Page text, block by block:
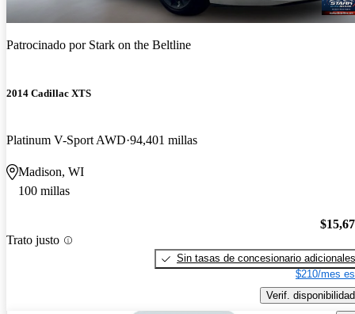
Patrocinado por Stark on the Beltline
2014 Cadillac XTS
Platinum V-Sport AWD 94,401 millas
Madison, WI
100 millas
Trato justo
Sin tasas de concesionario adicionales
$210/mes
Verif. disponibilidad